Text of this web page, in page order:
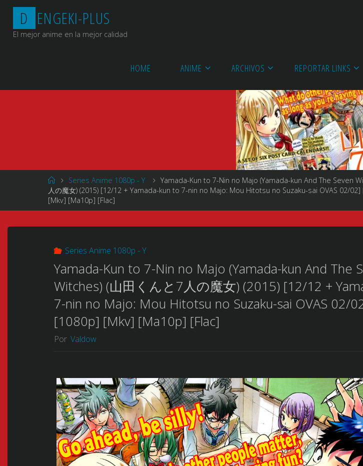
Saltar
contenido
D ENGEKI-PLUS
El mejor anime en la mejor calidad
HOME ANIME ARCHIVOS REPORTAR LINKS
Página
de
Inicio
Series Anime 1080p - Y
Yamada-Kun to 7-Nin no Majo (Yamada-kun And The Seven
人の魔女) (2015) [12/12 + Yamada-kun to 7-nin no Majo: Mou Hitotsu no Suzaku-sai OVAS 02/
[Mkv] [Ma10p] [Flac]
Series Anime 1080p - Y
Yamada-Kun to 7-Nin no Majo (Yamada-kun And The
Witches) (山田くんと7人の魔女) (2015) [12/12 +
7-nin no Majo: Mou Hitotsu no Suzaku-sai OVAS 02/
[1080p] [Mkv] [Ma10p] [Flac]
Por Valdow